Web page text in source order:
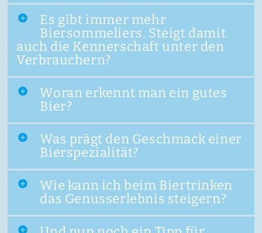
Es gibt immer mehr
Biersommeliers. Steigt damit
auch die Kennerschaft unter den
Verbrauchern?
Woran erkennt man ein gutes
Bier?
Was prägt den Geschmack einer
Bierspezialität?
Wie kann ich beim Biertrinken
das Genusserlebnis steigern?